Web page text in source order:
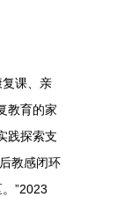
课、亲
教育的家
践探索支
教感闭环
”2023